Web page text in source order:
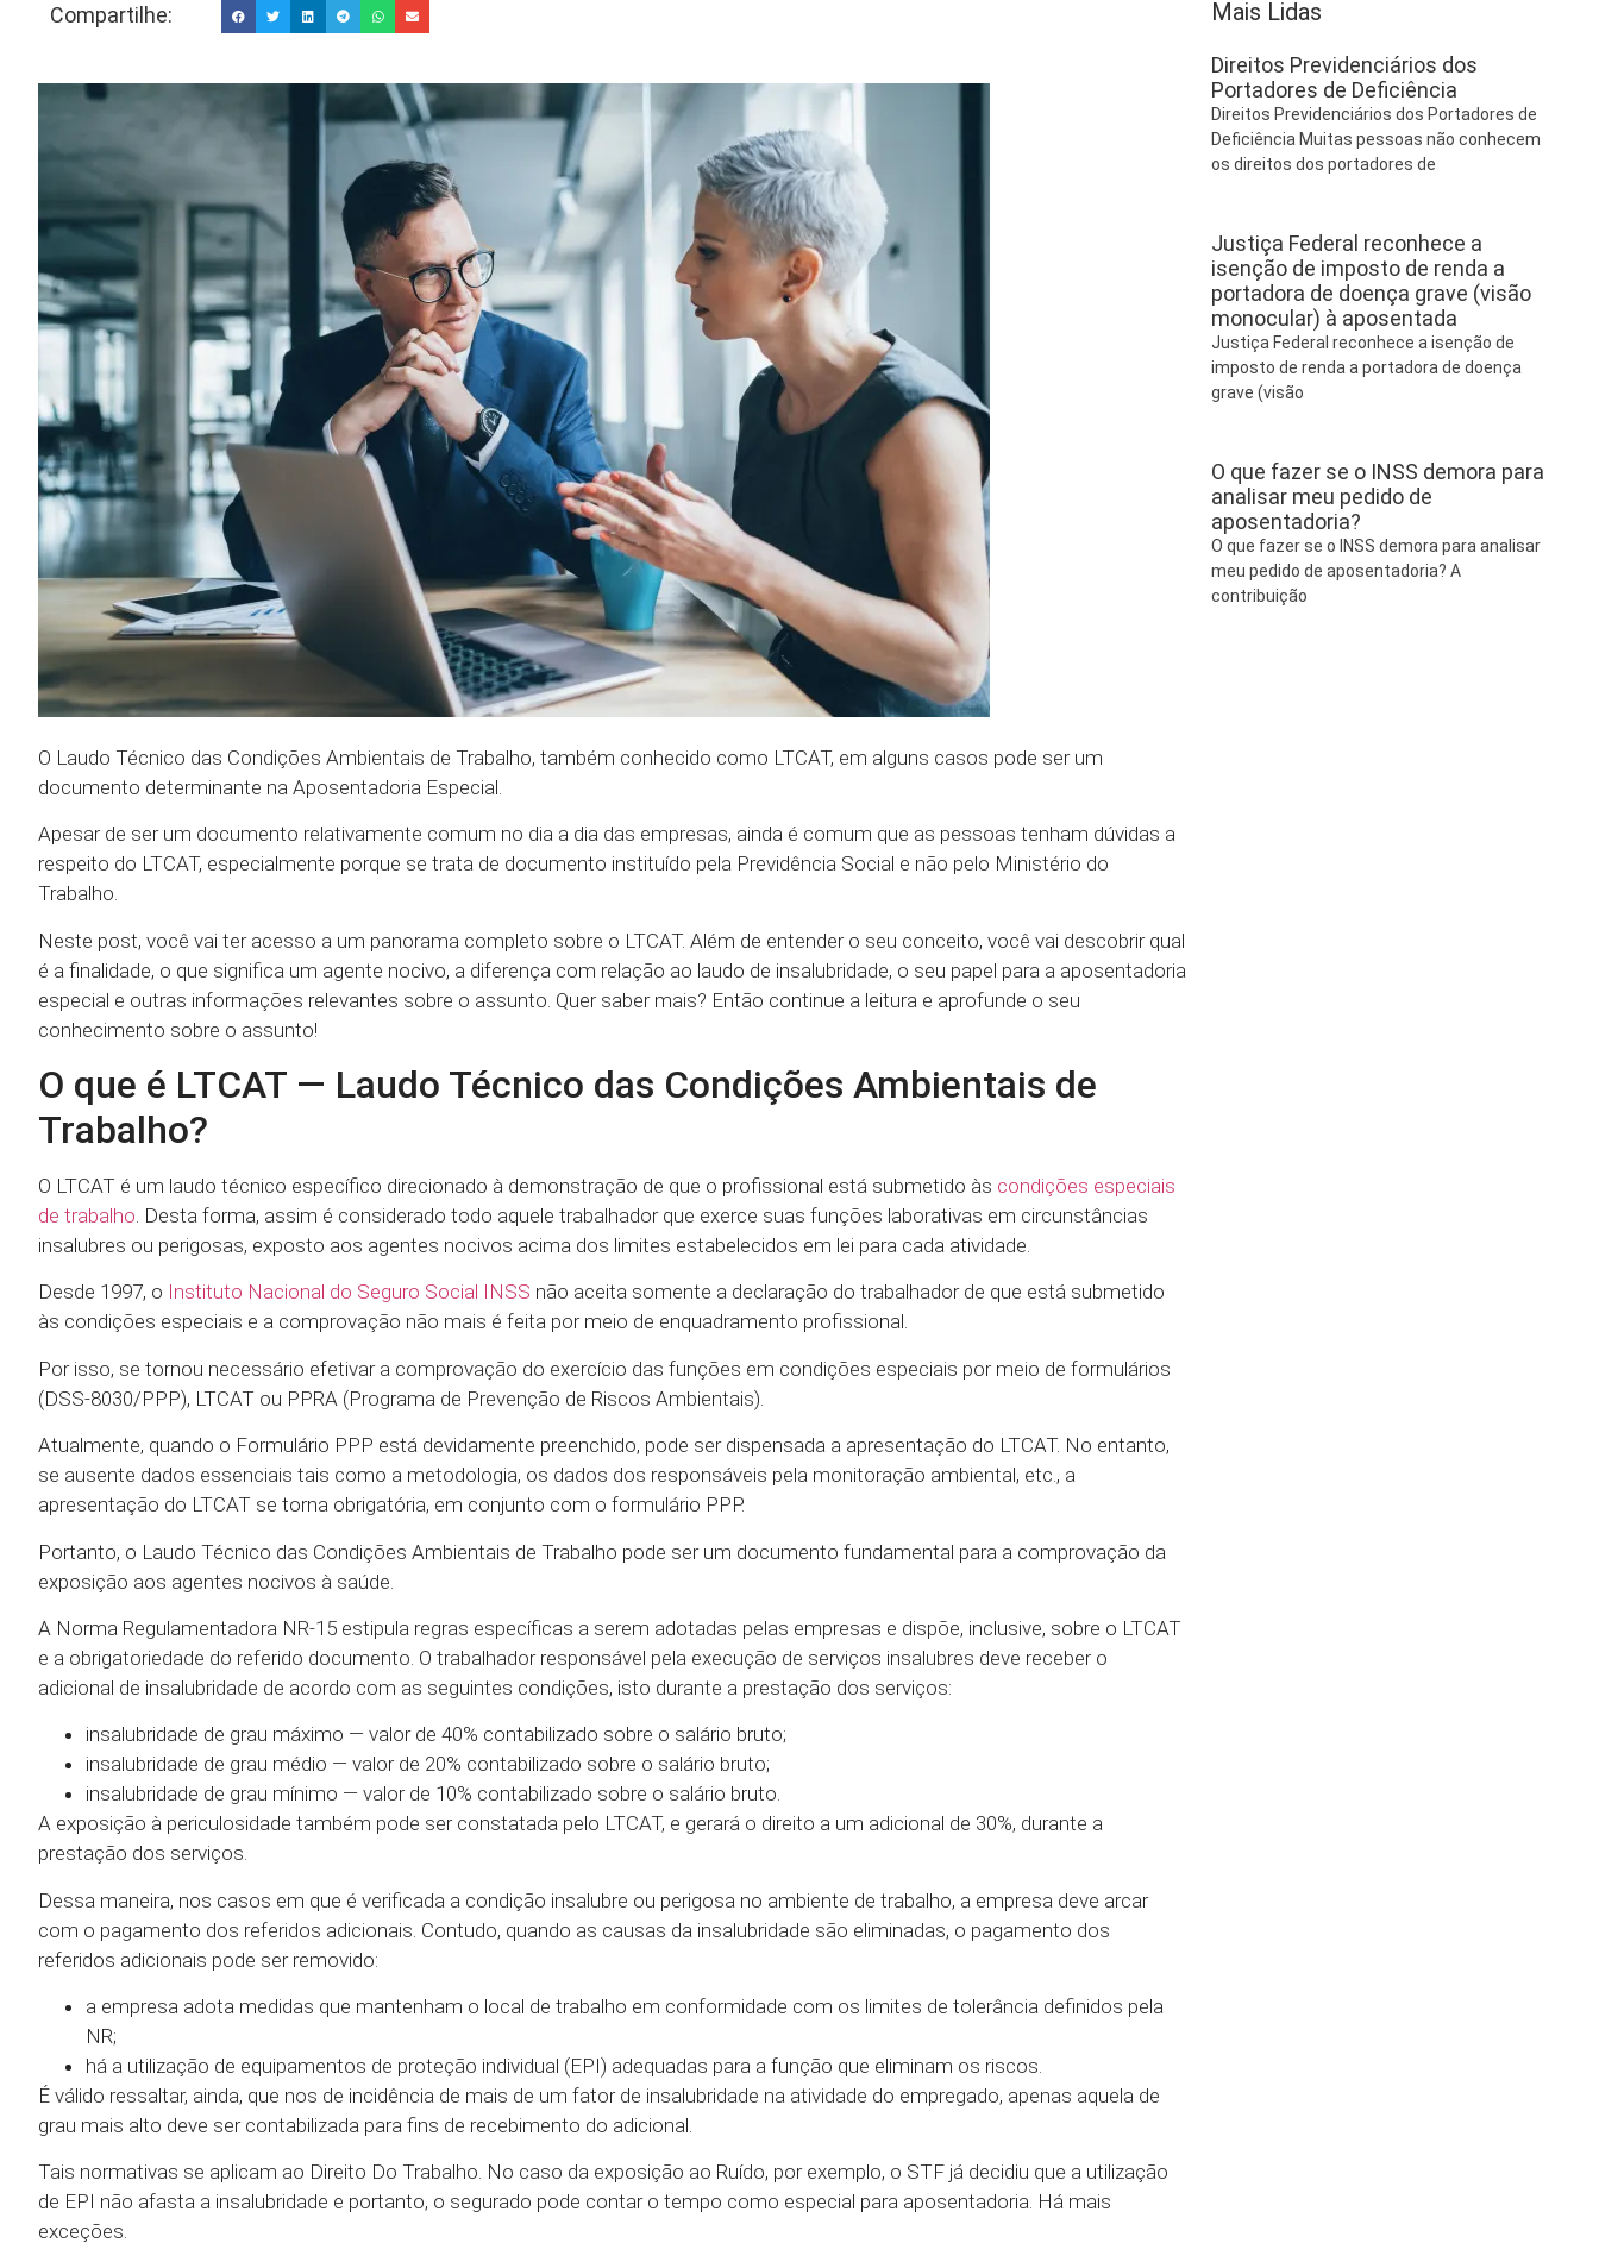
Compartilhe:
O Laudo Técnico das Condições Ambientais de Trabalho, também conhecido como LTCAT, em alguns casos pode ser um
documento determinante na Aposentadoria Especial.
Apesar de ser um documento relativamente comum no dia a dia das empresas, ainda é comum que as pessoas tenham dúvidas a
respeito do LTCAT, especialmente porque se trata de documento instituído pela Previdência Social e não pelo Ministério do
Trabalho.
Neste post, você vai ter acesso a um panorama completo sobre o LTCAT. Além de entender o seu conceito, você vai descobrir qual
é a finalidade, o que significa um agente nocivo, a diferença com relação ao laudo de insalubridade, o seu papel para a aposentadoria
especial e outras informações relevantes sobre o assunto. Quer saber mais? Então continue a leitura e aprofunde o seu
conhecimento sobre o assunto!
O que é LTCAT — Laudo Técnico das Condições Ambientais de
Trabalho?
O LTCAT é um laudo técnico específico direcionado à demonstração de que o profissional está submetido às condições especiais
de trabalho . Desta forma, assim é considerado todo aquele trabalhador que exerce suas funções laborativas em circunstâncias
insalubres ou perigosas, exposto aos agentes nocivos acima dos limites estabelecidos em lei para cada atividade.
Desde 1997, o Instituto Nacional do Seguro Social INSS não aceita somente a declaração do trabalhador de que está submetido
às condições especiais e a comprovação não mais é feita por meio de enquadramento profissional.
Por isso, se tornou necessário efetivar a comprovação do exercício das funções em condições especiais por meio de formulários
(DSS-8030/PPP), LTCAT ou PPRA (Programa de Prevenção de Riscos Ambientais).
Atualmente, quando o Formulário PPP está devidamente preenchido, pode ser dispensada a apresentação do LTCAT. No entanto,
se ausente dados essenciais tais como a metodologia, os dados dos responsáveis pela monitoração ambiental, etc., a
apresentação do LTCAT se torna obrigatória, em conjunto com o formulário PPP.
Portanto, o Laudo Técnico das Condições Ambientais de Trabalho pode ser um documento fundamental para a comprovação da
exposição aos agentes nocivos à saúde.
A Norma Regulamentadora NR-15 estipula regras específicas a serem adotadas pelas empresas e dispõe, inclusive, sobre o LTCAT
e a obrigatoriedade do referido documento. O trabalhador responsável pela execução de serviços insalubres deve receber o
adicional de insalubridade de acordo com as seguintes condições, isto durante a prestação dos serviços:
insalubridade de grau máximo — valor de 40% contabilizado sobre o salário bruto;
insalubridade de grau médio — valor de 20% contabilizado sobre o salário bruto;
insalubridade de grau mínimo — valor de 10% contabilizado sobre o salário bruto.
A exposição à periculosidade também pode ser constatada pelo LTCAT, e gerará o direito a um adicional de 30%, durante a
prestação dos serviços.
Dessa maneira, nos casos em que é verificada a condição insalubre ou perigosa no ambiente de trabalho, a empresa deve arcar
com o pagamento dos referidos adicionais. Contudo, quando as causas da insalubridade são eliminadas, o pagamento dos
referidos adicionais pode ser removido:
a empresa adota medidas que mantenham o local de trabalho em conformidade com os limites de tolerância definidos pela
NR;
há a utilização de equipamentos de proteção individual (EPI) adequadas para a função que eliminam os riscos.
É válido ressaltar, ainda, que nos de incidência de mais de um fator de insalubridade na atividade do empregado, apenas aquela de
grau mais alto deve ser contabilizada para fins de recebimento do adicional.
Tais normativas se aplicam ao Direito Do Trabalho. No caso da exposição ao Ruído, por exemplo, o STF já decidiu que a utilização
de EPI não afasta a insalubridade e portanto, o segurado pode contar o tempo como especial para aposentadoria. Há mais
exceções.
Mais Lidas
Direitos Previdenciários dos
Portadores de Deficiência
Direitos Previdenciários dos Portadores de
Deficiência Muitas pessoas não conhecem
os direitos dos portadores de
Justiça Federal reconhece a
isenção de imposto de renda a
portadora de doença grave (visão
monocular) à aposentada
Justiça Federal reconhece a isenção de
imposto de renda a portadora de doença
grave (visão
O que fazer se o INSS demora para
analisar meu pedido de
aposentadoria?
O que fazer se o INSS demora para analisar
meu pedido de aposentadoria? A
contribuição